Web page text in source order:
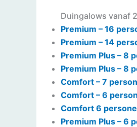
Duingalows vanaf
Premium – 16
Premium – 14
Premium Plus – 8
Premium Plus – 8
Comfort – 7
Comfort – 6
Comfort 6
Premium Plus – 6